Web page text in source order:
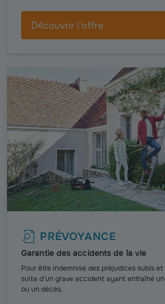
Découvrir l'offre
PRÉVOYANCE
Garantie des accidents de la vie
Pour être indemnisé des préjudices subis
suite d'un grave accident ayant entraîné
ou un décès.